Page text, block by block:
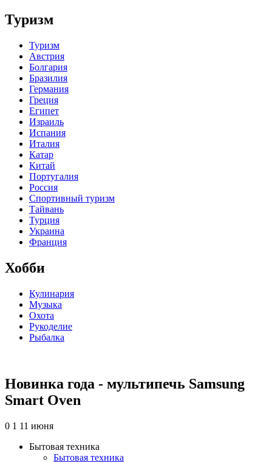
Туризм
Туризм
Австрия
Болгария
Бразилия
Германия
Греция
Египет
Израиль
Испания
Италия
Катар
Китай
Португалия
Россия
Спортивный туризм
Тайвань
Турция
Украина
Франция
Хобби
Кулинария
Музыка
Охота
Рукоделие
Рыбалка
Новинка года - мультипечь Samsung
Smart Oven
0 1 11 июня
Бытовая техника
Бытовая техника